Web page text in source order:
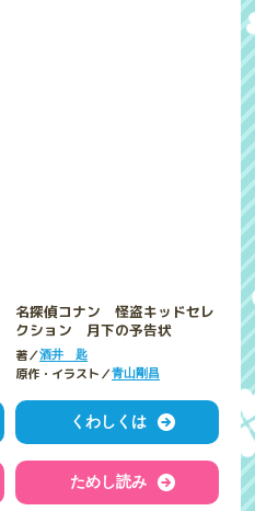
名探偵コナン 怪盗キッドセレ
クション 月下の予告状
著／酒井 匙
原作・イラスト／青山剛昌
くわしくは
ためし読み